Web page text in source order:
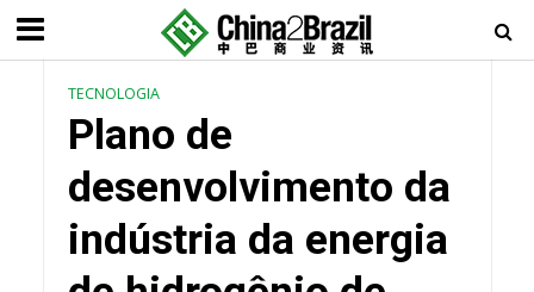
TECNOLOGIA
Plano de
desenvolvimento da
indústria da energia